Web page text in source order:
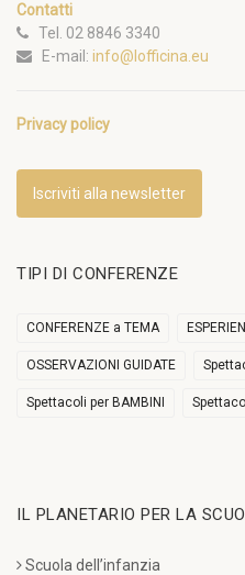
Contatti
Tel. 02 8846 3340
E-mail: info@lofficina.eu
Privacy policy
Iscriviti alla newsletter
TIPI DI CONFERENZE
CONFERENZE a TEMA
OSSERVAZIONI GUIDATE
Spettacoli per BAMBINI
IL PLANETARIO PER LA
Scuola dell’infanzia